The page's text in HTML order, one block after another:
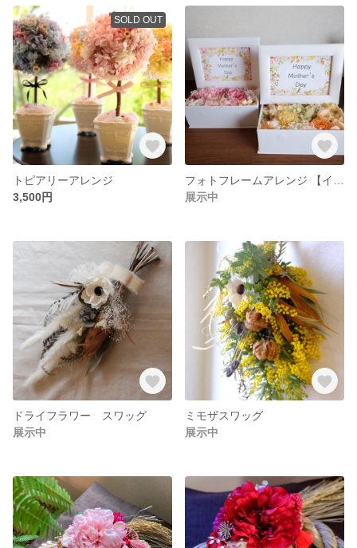
SOLD OUT
トピアリーアレンジ
3,500円
展示中
ドライフラワー スワッグ
展示中
ミモザスワッグ
展示中